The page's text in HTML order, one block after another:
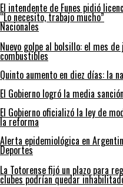
El intendente de Funes pidió
“Lo necesito, trabajo mucho”
Nacionales
Nuevo golpe al bolsillo: el mes
combustibles
Quinto aumento en diez días: la
El Gobierno logró la media
El Gobierno oficializó la ley de
la reforma
Alerta epidemiológica en
Deportes
La Totorense fijó un plazo para
clubes podrían quedar